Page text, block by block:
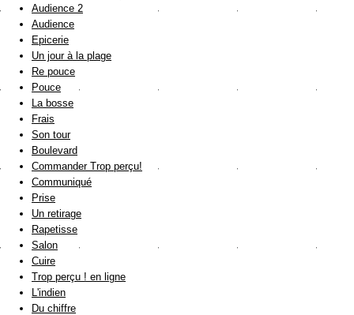
Audience 2
Audience
Epicerie
Un jour à la plage
Re pouce
Pouce
La bosse
Frais
Son tour
Boulevard
Commander Trop perçu!
Communiqué
Prise
Un retirage
Rapetisse
Salon
Cuire
Trop perçu ! en ligne
L'indien
Du chiffre